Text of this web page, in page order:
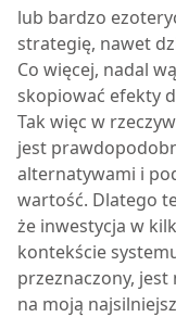
lub bardzo
strategię, nawet
Co więcej, nadal
skopiować efekty
Tak więc w
jest
alternatywami i
wartość. Dlatego
że inwestycja w
kontekście
przeznaczony, jest
na moją